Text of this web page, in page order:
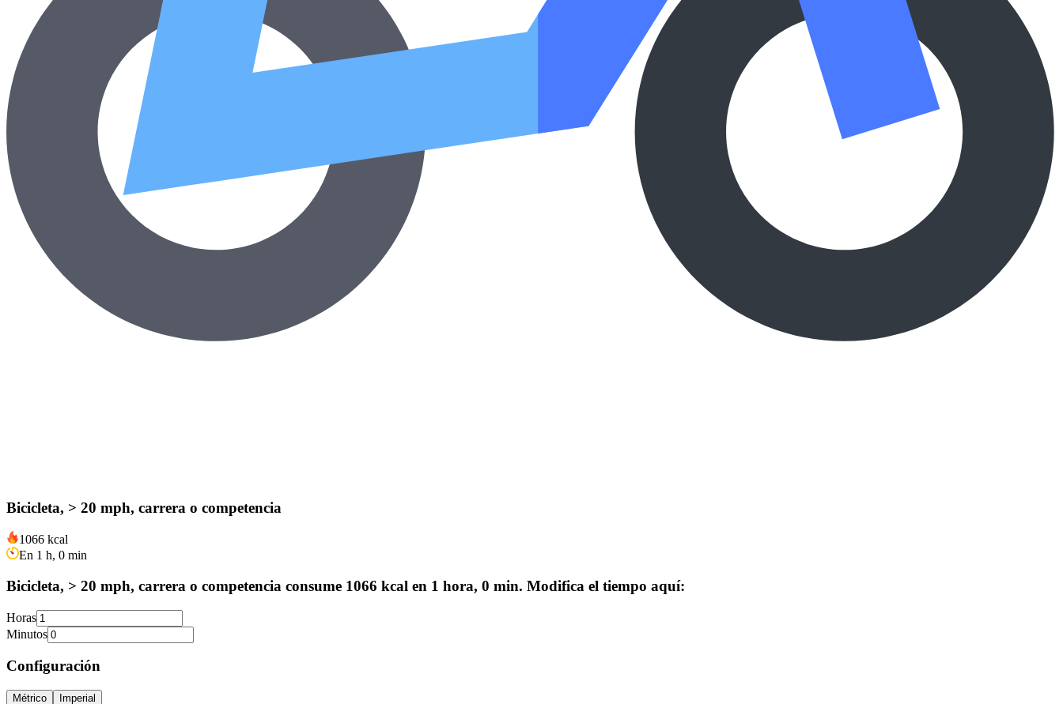
Bicicleta, > 20 mph, carrera o competencia
1066 kcal
En 1 h, 0 min
Bicicleta, > 20 mph, carrera o competencia consume 1066 kcal en 1 hora, 0 min. Modifica el tiempo aquí:
Horas
Minutos
Configuración
Métrico Imperial